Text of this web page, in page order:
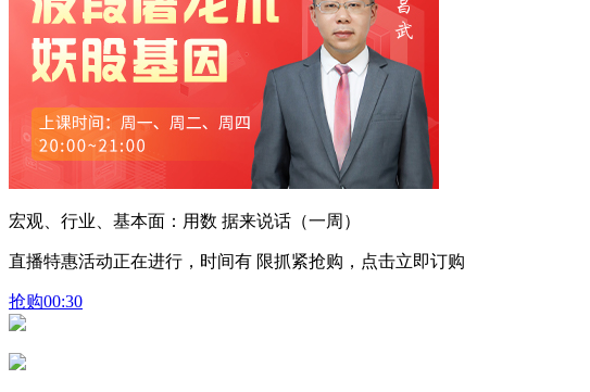
宏观、行业、基本面：用数 据来说话（一周）
直播特惠活动正在进行，时间有 限抓紧抢购，点击立即订购
抢购00:30